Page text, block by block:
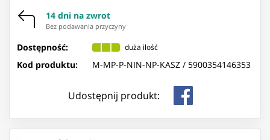
14 dni na zwrot
Bez podawania przyczyny
Dostępność: duża ilość
Kod produktu: M-MP-P-NIN-NP-KASZ / 5900354146353
Udostępnij produkt: